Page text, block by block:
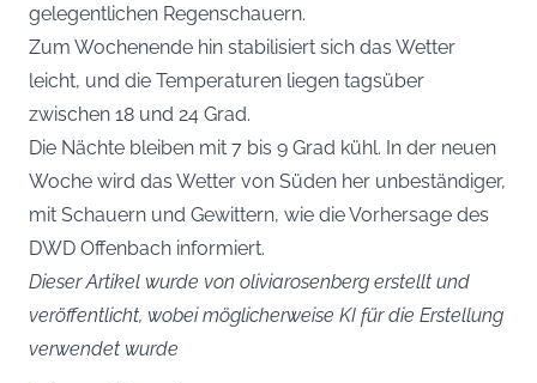
gelegentlichen Regenschauern.
Zum Wochenende hin stabilisiert sich das Wetter
leicht, und die Temperaturen liegen tagsüber
zwischen 18 und 24 Grad.
Die Nächte bleiben mit 7 bis 9 Grad kühl. In der neuen
Woche wird das Wetter von Süden her unbeständiger,
mit Schauern und Gewittern, wie die Vorhersage des
DWD Offenbach informiert.
Dieser Artikel wurde von oliviarosenberg erstellt und
veröffentlicht, wobei möglicherweise KI für die Erstellung
verwendet wurde